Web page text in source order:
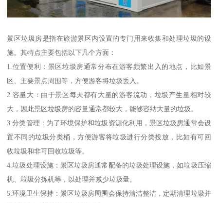
景区垃圾房是指在旅游景区内设置的专门用来收集和处理垃圾的设
施。其特点主要包括以下几个方面：
1.位置便利：景区垃圾房通常分布在游客频繁出入的地点，比如景
区、主要景点周围等，方便游客将垃圾丢入。
2.容量大：由于景区每天都有大量的游客流动，垃圾产生量相对较
大，因此景区垃圾房的容量通常都较大，能够容纳大量的垃圾。
3.分类管理：为了环境保护和垃圾资源化利用，景区垃圾房通常会设
置不同的垃圾分类桶，方便游客将垃圾进行分类投放，比如有可回
收垃圾和非可回收垃圾等。
4.垃圾处理设施：景区垃圾房通常配备的垃圾处理设施，如垃圾压缩
机、垃圾分拣机等，以处理并减少垃圾量。
5.环境卫生保持：景区垃圾房周围会保持清洁整洁，定期清理垃圾并